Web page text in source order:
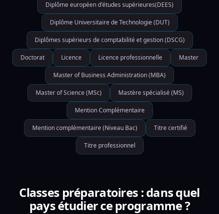
Diplôme européen d'études supérieures(DEES)
Diplôme Universitaire de Technologie (DUT)
Diplômes supérieurs de comptabilité et gestion (DSCG)
Doctorat Licence Licence professionnelle Master
Master of Business Administration (MBA)
Master of Science (MSc) Mastère spécialisé (MS)
Mention Complémentaire
Mention complémentaire (Niveau Bac) Titre certifié
Titre professionnel
Classes préparatoires : dans quel
pays étudier ce programme ?